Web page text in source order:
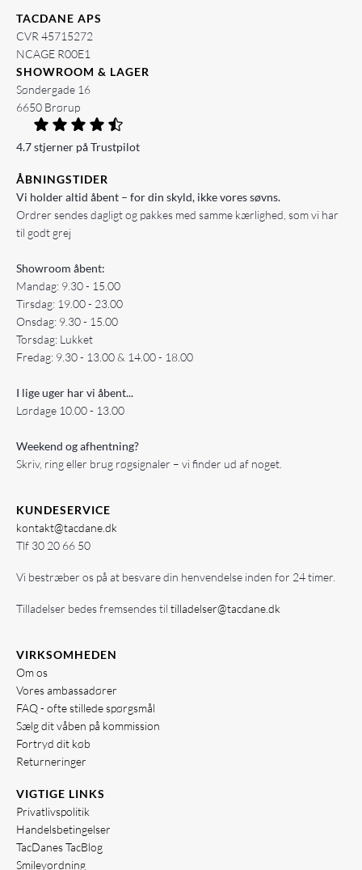
TACDANE APS
CVR 45715272
NCAGE R00E1
SHOWROOM & LAGER
Søndergade 16
6650 Brørup
4.7 stjerner på Trustpilot
ÅBNINGSTIDER
Vi holder altid åbent – for din skyld, ikke vores søvns.
Ordrer sendes dagligt og pakkes med samme kærlighed, som vi har
til godt grej
Showroom åbent:
Mandag: 9.30 - 15.00
Tirsdag: 19.00 - 23.00
Onsdag: 9.30 - 15.00
Torsdag: Lukket
Fredag: 9.30 - 13.00 & 14.00 - 18.00
I lige uger har vi åbent...
Lørdage 10.00 - 13.00
Weekend og afhentning?
Skriv, ring eller brug røgsignaler – vi finder ud af noget.
KUNDESERVICE
kontakt@tacdane.dk
Tlf 30 20 66 50
Vi bestræber os på at besvare din henvendelse inden for 24 timer.
Tilladelser bedes fremsendes til tilladelser@tacdane.dk
VIRKSOMHEDEN
Om os
Vores ambassadører
FAQ - ofte stillede spørgsmål
Sælg dit våben på kommission
Fortryd dit køb
Returneringer
VIGTIGE LINKS
Privatlivspolitik
Handelsbetingelser
TacDanes TacBlog
Smileyordning